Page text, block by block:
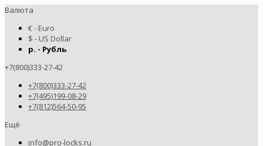
Валюта
€ - Euro
$ - US Dollar
р. - Рубль
+7(800)333-27-42
+7(800)333-27-42
+7(495)199-08-29
+7(812)564-50-95
Ещё
info@pro-locks.ru